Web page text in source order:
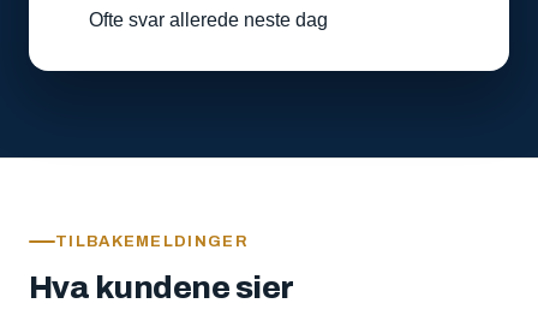
Ofte svar allerede neste dag
TILBAKEMELDINGER
Hva kundene sier